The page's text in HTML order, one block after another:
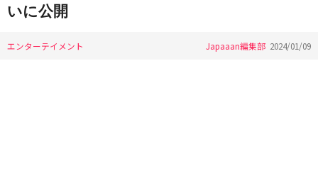
いに公開
エンターテイメント Japaaan編集部 2024/01/09